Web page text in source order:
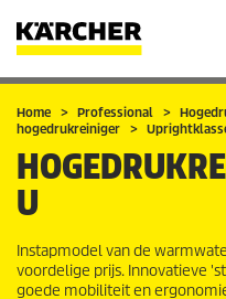
Boodschappenmandje
Verlanglijstje
Home Professional
hogedrukreiniger
U
Instapmodel van de
voordelige prijs. Innovatieve
goede mobiliteit en